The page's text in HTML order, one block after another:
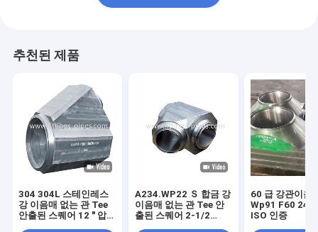
추천된 제품
304 304L 스테인레스
강 이음매 없는 관 Tee
안출된 스퀘어 12 " 압
A234.WP22 Ｓ 합금 강
이음매 없는 관 Tee 안
출된 스퀘어 2-1/2
60 급 강관이음
Wp91 F60 24
ISO 인증